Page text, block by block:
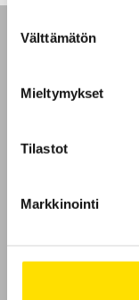
valinta
Välttämätön
Mieltymykset
Tilastot
Markkinointi